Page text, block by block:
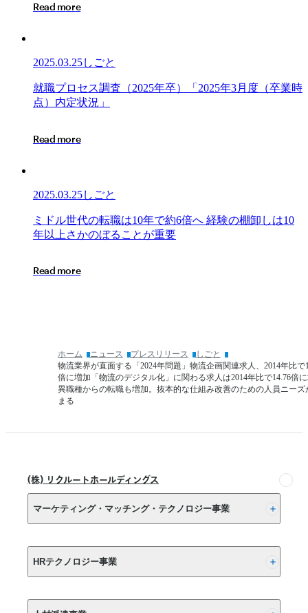
セ
査
（2026
年
卒）
3
時
内
定
況」
Read more
2025.03.25しごと
就
職
セ
査
（2025
年
卒）
3
就職プロ セス調査 （2025年卒） 「 2025年3月 度 （卒業時
点） 内定状況 」
Read more
2025.03.25しごと
ミ
ド
代
へ
の
卸
10
年
以
さ
ミ ド ル世代の転職は10年で約6倍へ 経験の棚卸 しは10
年以 上 さかのぼる こ と が重要
Read more
ホーム ニュース プレスリリース
しごと
物流業界が直面する「2024年問題」物流企画関連求人、2014年比で
倍に増加「物流のデジタル化」に関わる求人は2014年比で14.76倍
異職種からの転職も増加。抜本的な仕組み改善のための人員ニーズ
まる
(株) リクルートホールディングス
マーケティング・マッチング・テクノロジー事業
(株) リクルート
HRテクノロジー事業
(株) インディードリクルートパートナーズ